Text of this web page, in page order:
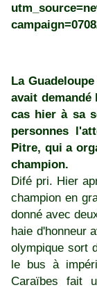
La
avait
cas hier à sa
personnes
Pitre, qui a
champion.
Difé pri. Hier
champion en
donné avec
haie d'honneur
olympique sort
le bus à
Caraïbes fait